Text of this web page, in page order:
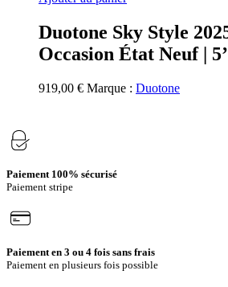
Duotone Sky Style
Occasion État Neuf |
919,00 € Marque : Duotone
Paiement 100% sécurisé
Paiement stripe
Paiement en 3 ou 4 fois sans frais
Paiement en plusieurs fois possible